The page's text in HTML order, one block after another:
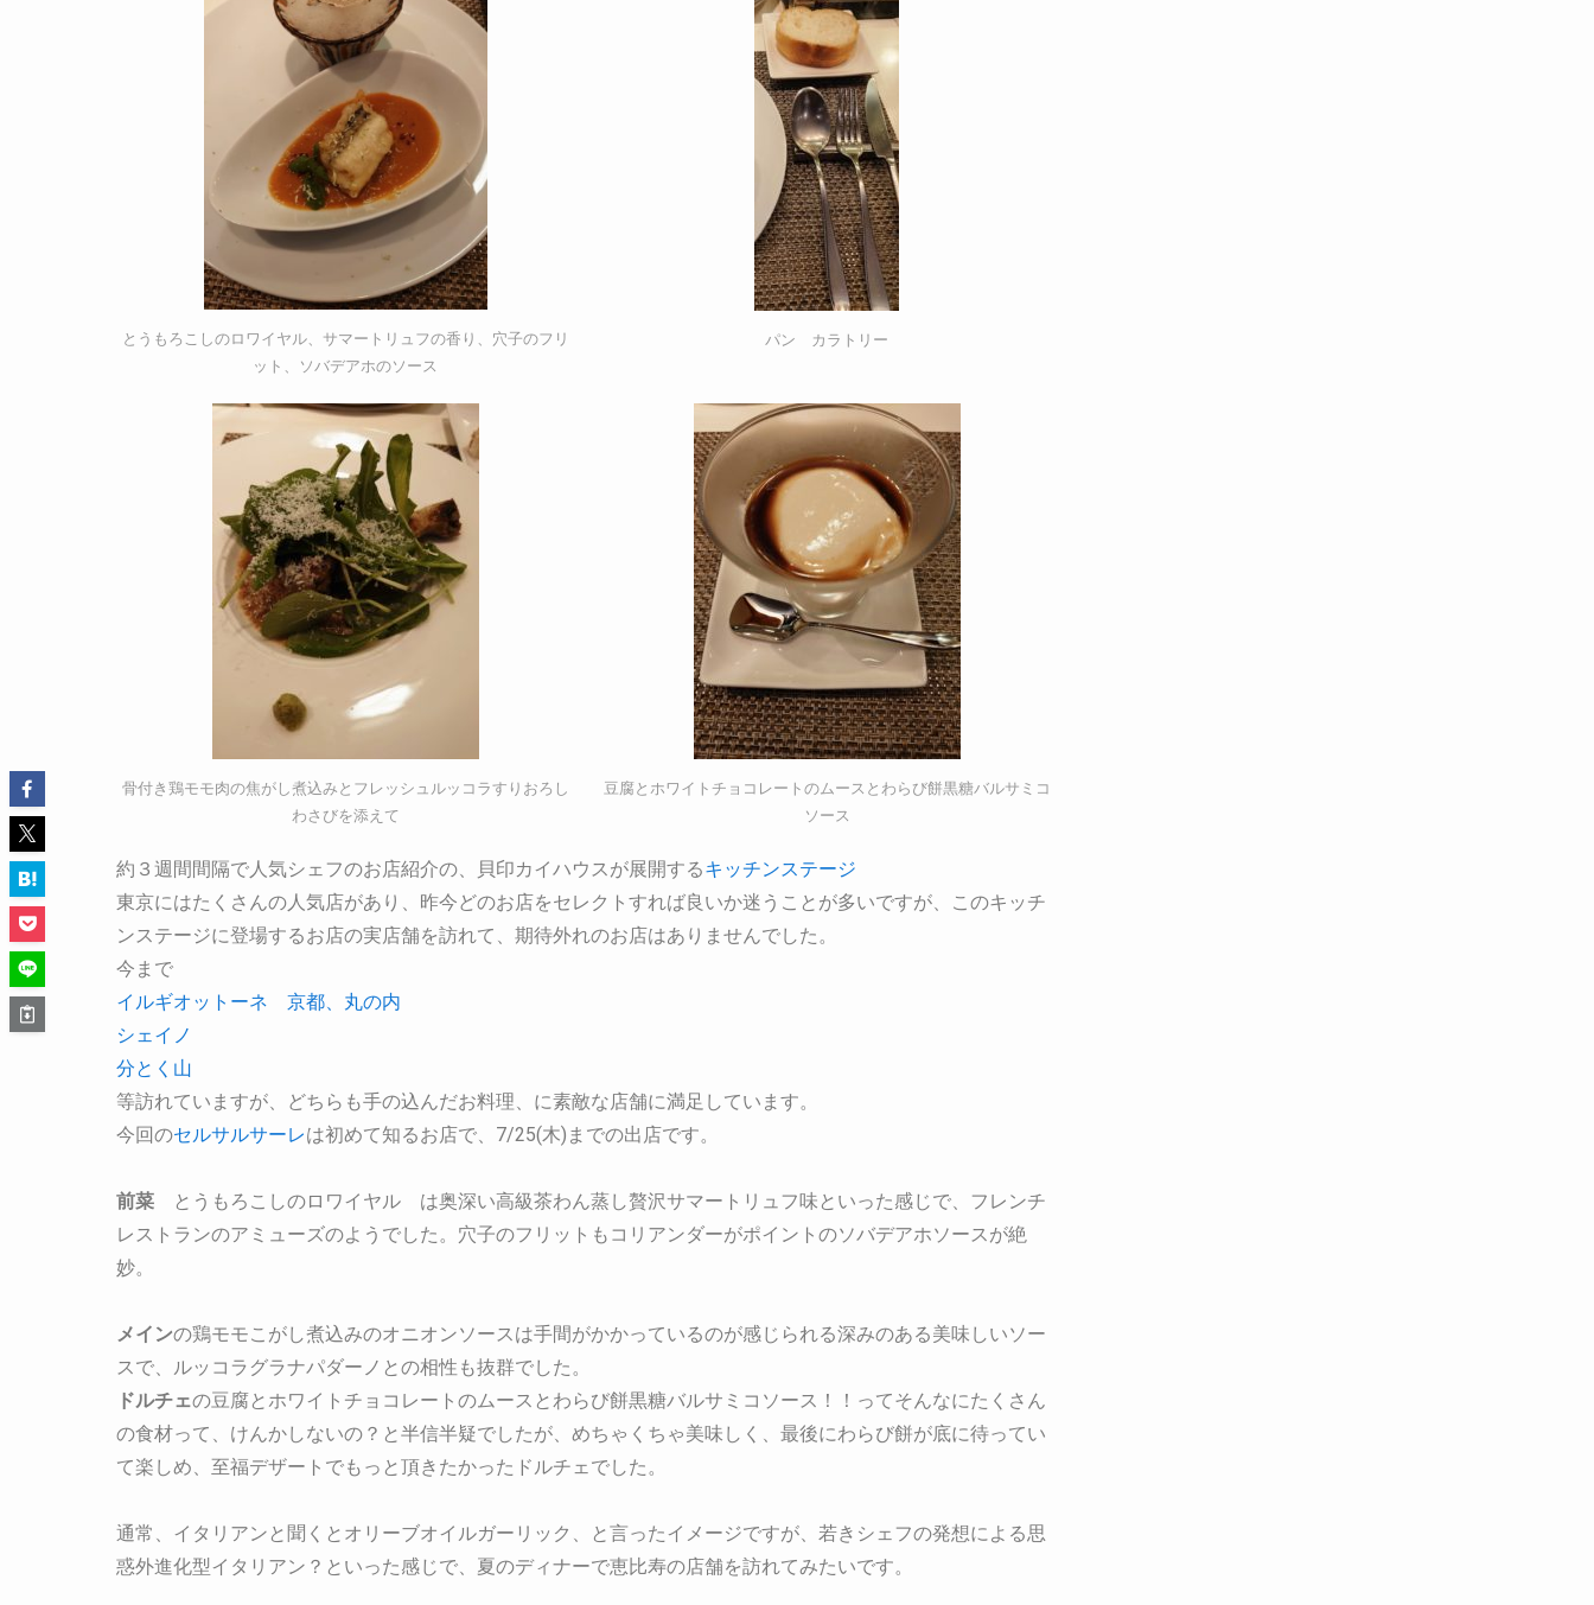
とうもろこしのロワイヤル、サマートリュフの香り、穴子のフリ
ット、ソバデアホのソース
パン カラトリー
骨付き鶏モモ肉の焦がし煮込みとフレッシュルッコラすりおろし
わさびを添えて
豆腐とホワイトチョコレートのムースとわらび餅黒糖バルサミコ
ソース
約３週間間隔で人気シェフのお店紹介の、貝印カイハウスが展開するキッチンステージ
東京にはたくさんの人気店があり、昨今どのお店をセレクトすれば良いか迷うことが多いですが、このキッチ
ンステージに登場するお店の実店舗を訪れて、期待外れのお店はありませんでした。
今まで
イルギオットーネ 京都、丸の内
シェイノ
分とく山
等訪れていますが、どちらも手の込んだお料理、に素敵な店舗に満足しています。
今回のセルサルサーレは初めて知るお店で、7/25(木)までの出店です。
前菜 とうもろこしのロワイヤル は奥深い高級茶わん蒸し贅沢サマートリュフ味といった感じで、フレンチ
レストランのアミューズのようでした。穴子のフリットもコリアンダーがポイントのソバデアホソースが絶
妙。
メインの鶏モモこがし煮込みのオニオンソースは手間がかかっているのが感じられる深みのある美味しいソー
スで、ルッコラグラナパダーノとの相性も抜群でした。
ドルチェの豆腐とホワイトチョコレートのムースとわらび餅黒糖バルサミコソース！！ってそんなにたくさん
の食材って、けんかしないの？と半信半疑でしたが、めちゃくちゃ美味しく、最後にわらび餅が底に待ってい
て楽しめ、至福デザートでもっと頂きたかったドルチェでした。
通常、イタリアンと聞くとオリーブオイルガーリック、と言ったイメージですが、若きシェフの発想による思
惑外進化型イタリアン？といった感じで、夏のディナーで恵比寿の店舗を訪れてみたいです。